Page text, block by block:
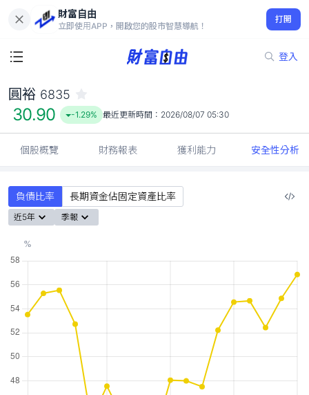
財富自由
立即使用APP，開啟您的股市智慧導航！
打開
登入
30.90
-1.29%
圓裕 6835
30.90 -1.29% 最近更新時間： 2026/08/07 05:30
個股概覽 財務報表 獲利能力 安全性分析
負債比率 長期資金佔固定資產比率
近5年 季報